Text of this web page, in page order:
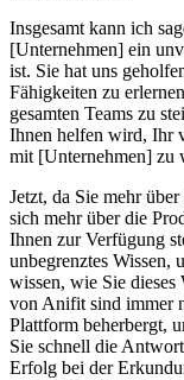
Insgesamt kann ich​
[Unternehmen] ein
ist. Sie hat uns
Fähigkeiten zu⁣
gesamten Teams ⁣zu
‌Ihnen helfen wird, Ihr
⁢mit‌ [Unternehmen] zu
Jetzt, ⁤da Sie mehr
sich mehr über ⁣die
Ihnen zur Verfügung
unbegrenztes Wissen,
wissen, wie Sie
von Anifit sind immer
Plattform beherbergt,
Sie schnell die
Erfolg bei der